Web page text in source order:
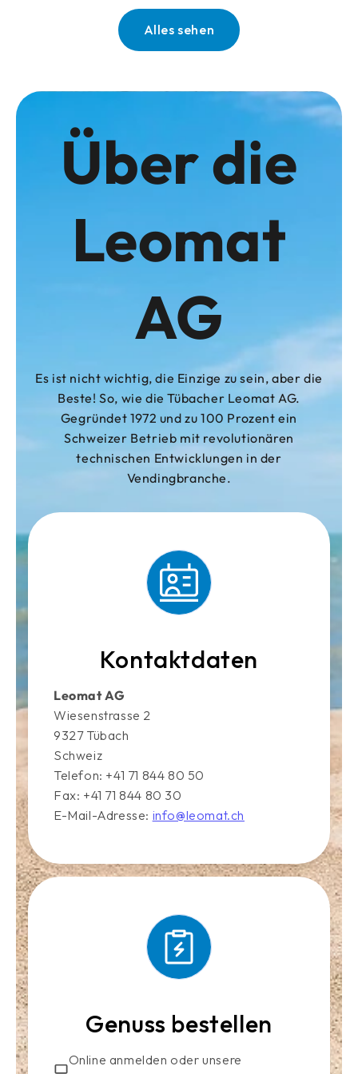
Alles sehen
Über die
Leomat
AG
Es ist nicht wichtig, die Einzige zu sein, aber die
Beste! So, wie die Tübacher Leomat AG.
Gegründet 1972 und zu 100 Prozent ein
Schweizer Betrieb mit revolutionären
technischen Entwicklungen in der
Vendingbranche.
Kontaktdaten
Leomat AG
Wiesenstrasse 2
9327 Tübach
Schweiz
Telefon: +41 71 844 80 50
Fax: +41 71 844 80 30
E-Mail-Adresse: info@leomat.ch
Genuss bestellen
Online anmelden oder unsere